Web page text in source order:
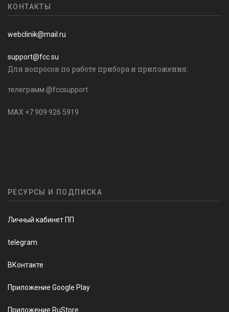
КОНТАКТЫ
webclinik@mail.ru
support@fcc.su
Для вопросов по работе прибора и приложения:
телеграмм @fccsupport
MAX +7 909 926 5919
РЕСУРСЫ И ПОДПИСКА
Личный кабинет ПП
telegram
ВКонтакте
Приложение Google Play
Приложение RuStore